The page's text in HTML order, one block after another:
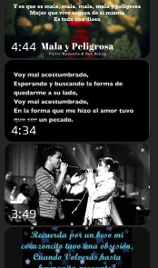
4:44
4:34
3:49